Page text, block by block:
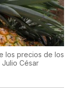
los precios de los
César